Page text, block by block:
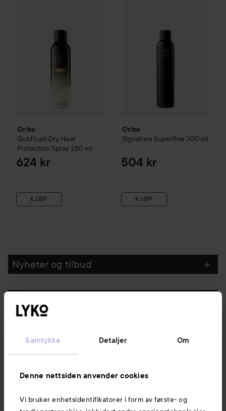
Samtykke Detaljer Om
Denne nettsiden anvender cookies
Vi bruker enhetsidentifikatorer i form av første- og
Oribe
Gold Lust Dry Heat
Protection Spray 250 ml
624 kr
KJØP
Oribe
Signature Superfine 300 ml
504 kr
KJØP
Nyheter og tilbud
Kundeservice
Informasjon
Også av interesse